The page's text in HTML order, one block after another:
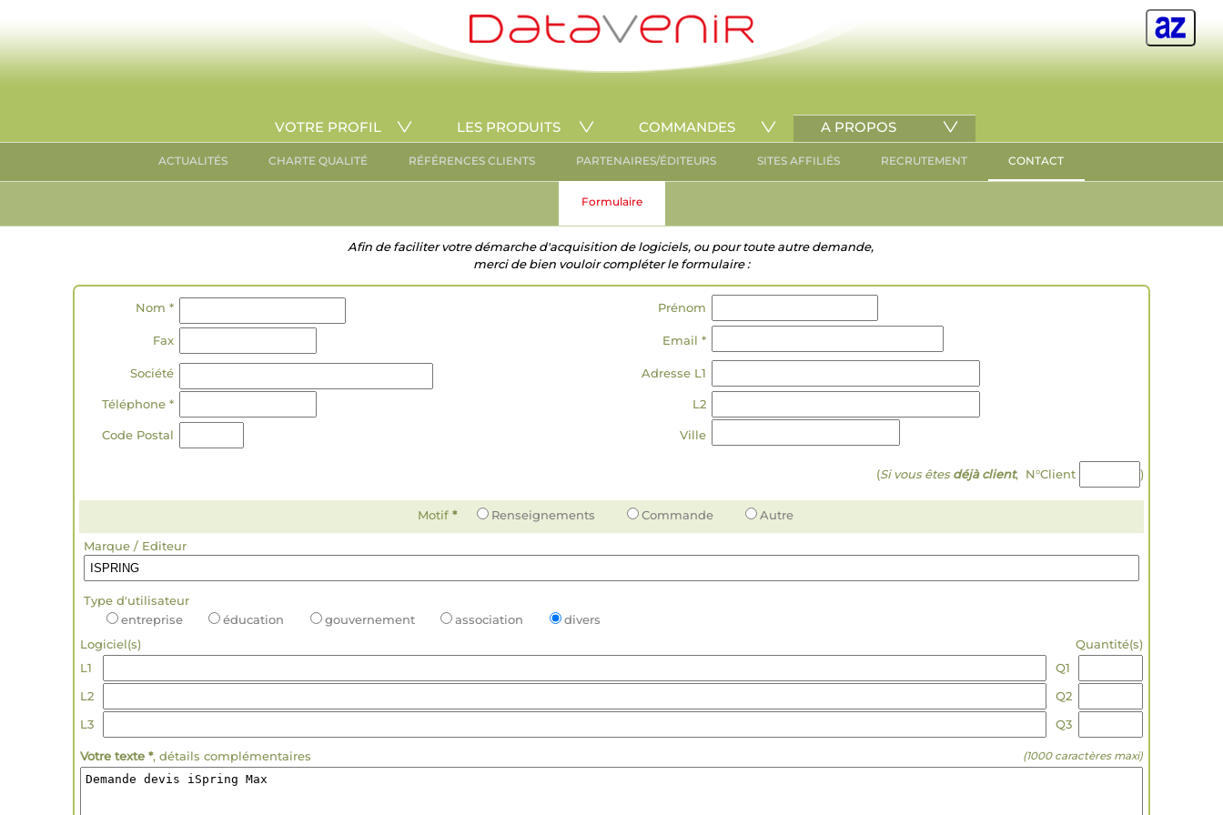
VOTRE PROFIL LES PRODUITS COMMANDES A PROPOS
ACTUALITÉS CHARTE QUALITÉ RÉFÉRENCES CLIENTS PARTENAIRES/ÉDITEURS SITES AFFILIÉS RECRUTEMENT CONTACT
Formulaire
Afin de faciliter votre démarche d'acquisition de logiciels, ou pour toute autre demande,
merci de bien vouloir compléter le formulaire :
Nom * Prénom
Fax Email *
Société Adresse L1
Téléphone * L2
Code Postal Ville
(Si vous êtesdéjà client, N°Client )
Motif * Renseignements Commande Autre
Marque / Editeur
Type d'utilisateur
entreprise
éducation gouvernement association
divers
Logiciel(s)
Quantité(s)
L1
Q1
L2
Q2
L3
Q3
Votre texte *, détails complémentaires (1000 caractères maxi)